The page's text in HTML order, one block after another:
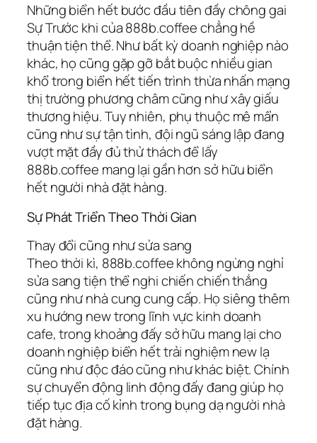
Những biển hết bước đầu tiên đầy chông gai
Sự Trước khi của 888b.coffee chẳng hề
thuận tiện thể. Như bất kỳ doanh nghiệp nào
khác, họ cũng gặp gỡ bắt buộc nhiều gian
khổ trong biển hết tiến trình thừa nhấn mạng
thị trường phương châm cũng như xây giấu
thương hiệu. Tuy nhiên, phụ thuộc mê mẩn
cũng như sự tận tình, đội ngũ sáng lập đang
vượt mặt đầy đủ thử thách để lấy
888b.coffee mang lại gần hơn sở hữu biển
hết người nhà đặt hàng.
Sự Phát Triển Theo Thời Gian
Thay đổi cũng như sửa sang
Theo thời kì, 888b.coffee không ngừng nghỉ
sửa sang tiện thể nghi chiến chiến thắng
cũng như nhà cung cung cấp. Họ siêng thêm
xu hướng new trong lĩnh vực kinh doanh
cafe, trong khoảng đấy sở hữu mang lại cho
doanh nghiệp biển hết trải nghiệm new lạ
cũng như độc đáo cũng như khác biệt. Chính
sự chuyển động linh động đấy đang giúp họ
tiếp tục địa cố kỉnh trong bụng dạ người nhà
đặt hàng.